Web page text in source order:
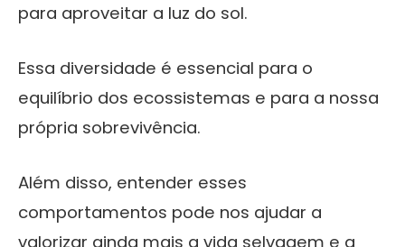
para aproveitar a luz do sol.
Essa diversidade é essencial para o
equilíbrio dos ecossistemas e para a nossa
própria sobrevivência.
Além disso, entender esses
comportamentos pode nos ajudar a
valorizar ainda mais a vida selvagem e a